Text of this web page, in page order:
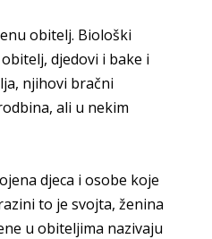
obitelj. Biološki
djedovi i bake i
njihovi bračni
ali u nekim
djeca i osobe koje
to je svojta, ženina
u obiteljima nazivaju